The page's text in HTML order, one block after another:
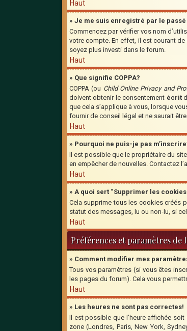
Haut
» Je me suis enregistré par le
Commencez par vérifier vos nom
votre compte. En effet, il est courant
soyez plus investi dans le forum.
Haut
» Que signifie COPPA?
COPPA (ou Child Online Privacy and
doivent obtenir le consentement écrit
que cela s’applique à vous, lorsque
fournir de conseil légal et ne saurait
Haut
» Pourquoi ne puis-je pas
Il est possible que le propriétaire du
en empêcher de nouvelles. Contactez
Haut
» A quoi sert “Supprimer les cookies
Cela supprime tous les cookies créés
statut des messages, lu ou non-lu, si
Haut
Préférences et paramètres de
» Comment modifier mes
Tous vos paramètres (si vous êtes
les pages du forum). Cela vous
Haut
» Les heures ne sont pas correctes!
Il est possible que l’heure affichée
zone (Londres, Paris, New York,